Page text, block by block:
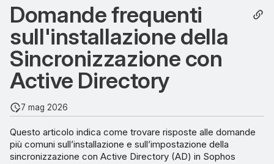
日本語
한국어
Domande frequenti
sull'installazione della
Sincronizzazione con
Active Directory
7 mag 2026
Questo articolo indica come trovare risposte alle domande
più comuni sull’installazione e sull’impostazione della
sincronizzazione con Active Directory (AD) in Sophos